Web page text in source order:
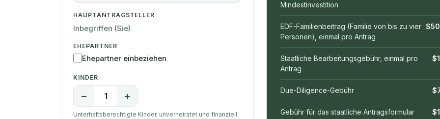
HAUPTANTRAGSTELLER
Inbegriffen (Sie)
EHEPARTNER
Ehepartner einbeziehen
KINDER
− 1 +
Unterhaltsberechtigte Kinder, unverheiratet und finanziell
Mindestinvestition
EDF-Familienbeitrag (Familie von bis zu vier
Personen), einmal pro Antrag
Staatliche Bearbeitungsgebühr, einmal pro
Antrag
Due-Diligence-Gebühr
Gebühr für das staatliche Antragsformular